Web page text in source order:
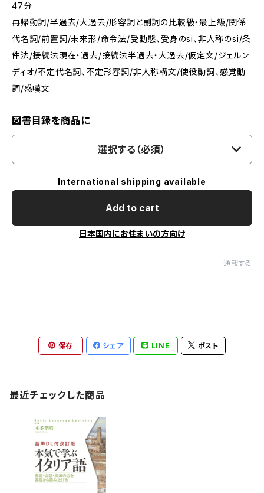
47分
再帰動詞/半過去/大過去/形容詞と副詞の比較級・最上級/関係
代名詞/前置詞/未来形/命令法/受動態、受身のsi、非人称のsi/条
件法/接続法現在・過去/接続法半過去・大過去/仮定文/ジェルン
ディオ/不定代名詞、不定形容詞/非人称構文/使役動詞、感覚動
詞/感嘆文
図書目録を商品に
選択する（必須）
International shipping available
Add to cart
日本国内にお住まいの方向け
通報する
保存 シェア LINE ポスト
最近チェックした商品